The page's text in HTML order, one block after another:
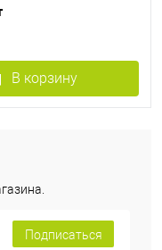
запахов (90
В корзину
Подписаться